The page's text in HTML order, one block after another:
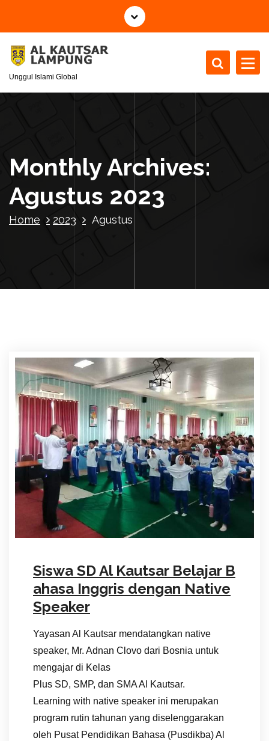
i
c
Unggul Islami Global
Monthly Archives:
Agustus 2023
Home 2023 Agustus
Siswa SD Al Kautsar Belajar B
ahasa Inggris dengan Native
Speaker
Yayasan Al Kautsar mendatangkan native
speaker, Mr. Adnan Clovo dari Bosnia untuk
mengajar di Kelas
Plus SD, SMP, dan SMA Al Kautsar.
Learning with native speaker ini merupakan
program rutin tahunan yang diselenggarakan
oleh Pusat Pendidikan Bahasa (Pusdikba) Al